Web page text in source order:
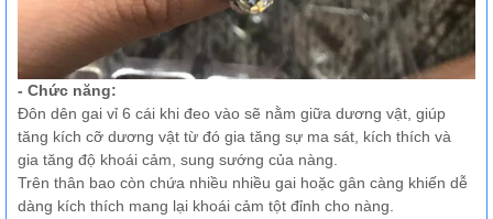
- Chức năng:
Đôn dên gai vỉ 6 cái khi đeo vào sẽ nằm giữa dương vật, giúp
tăng kích cỡ dương vật từ đó gia tăng sự ma sát, kích thích và
gia tăng độ khoái cảm, sung sướng của nàng.
Trên thân bao còn chứa nhiều nhiều gai hoặc gân càng khiến dễ
dàng kích thích mang lại khoái cảm tột đỉnh cho nàng.